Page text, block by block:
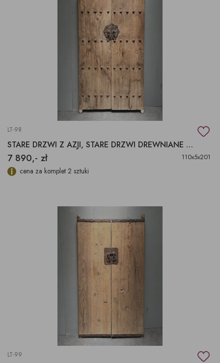
LT-98
STARE DRZWI Z AZJI, STARE DRZWI DREWNIANE 200X110
7 890,- zł 110x5x201
cena za komplet 2 sztuki
LT-99